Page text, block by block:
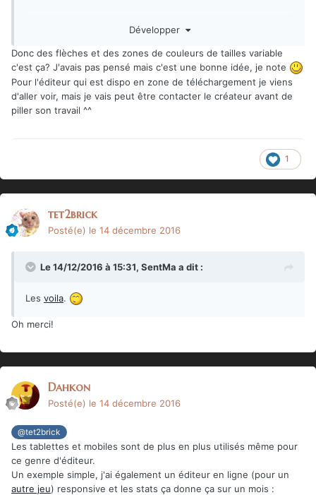
l'éditeur déjà dispo qui est dans la zone téléchargement.
Développer
Donc des flèches et des zones de couleurs de tailles variable
c'est ça? J'avais pas pensé mais c'est une bonne idée, je note
Pour l'éditeur qui est dispo en zone de téléchargement je viens
d'aller voir, mais je vais peut être contacter le créateur avant de
piller son travail ^^
1
tet2brick
Posté(e) le 14 décembre 2016
Le 14/12/2016 à 15:31, SentMa a dit :
Les voila.
Oh merci!
Dahkon
Posté(e) le 14 décembre 2016
@tet2brick
Les tablettes et mobiles sont de plus en plus utilisés même pour
ce genre d'éditeur.
Un exemple simple, j'ai également un éditeur en ligne (pour un
autre jeu) responsive et les stats ça donne ça sur un mois :